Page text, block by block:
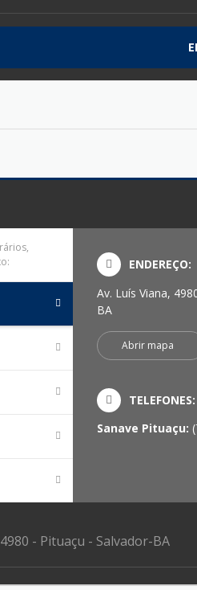
ENDEREÇO:
Av. Luís Viana,
BA
Abrir mapa
TELEFONES:
Sanave Pituaçu:
- Pituaçu - Salvador-BA